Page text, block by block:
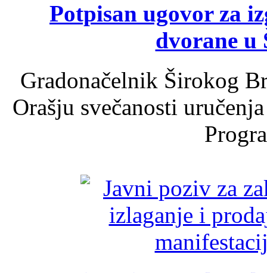
Potpisan ugovor za
dvorane u
Gradonačelnik Širokog
Orašju svečanosti